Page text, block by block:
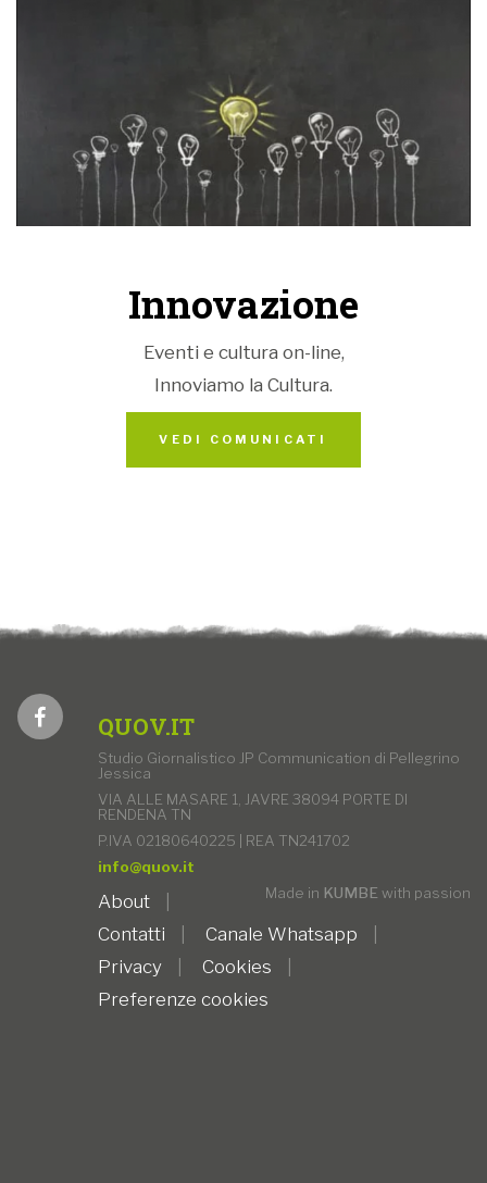
Innovazione
Eventi e cultura on-line,
Innoviamo la Cultura.
VEDI COMUNICATI
QUOV.IT
Studio Giornalistico JP Communication di Pellegrino
Jessica
VIA ALLE MASARE 1, JAVRE 38094 PORTE DI
RENDENA TN
P.IVA 02180640225 | REA TN241702
info@quov.it
Made in KUMBE with passion
About
Contatti
Canale Whatsapp
Privacy
Cookies
Preferenze cookies